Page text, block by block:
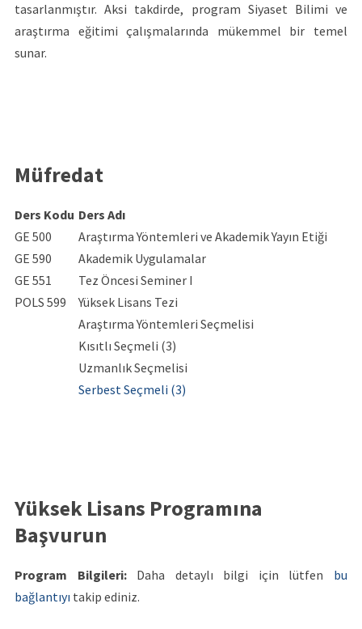
tasarlanmıştır. Aksi takdirde, program Siyaset Bilimi ve
araştırma eğitimi çalışmalarında mükemmel bir temel
sunar.
Müfredat
Ders Kodu Ders Adı
GE 500
Araştırma Yöntemleri ve Akademik Yayın Etiği
GE 590
Akademik Uygulamalar
GE 551
Tez Öncesi Seminer I
POLS 599
Yüksek Lisans Tezi
Araştırma Yöntemleri Seçmelisi
Kısıtlı Seçmeli (3)
Uzmanlık Seçmelisi
Serbest Seçmeli (3)
Yüksek Lisans Programına
Başvurun
Program Bilgileri:Daha detaylı bilgi için lütfen bu
bağlantıyı takip ediniz.